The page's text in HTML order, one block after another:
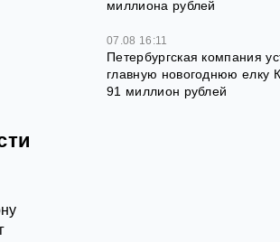
миллиона рублей
07.08 16:11
Петербургская компания
главную новогоднюю елку
91 миллион рублей